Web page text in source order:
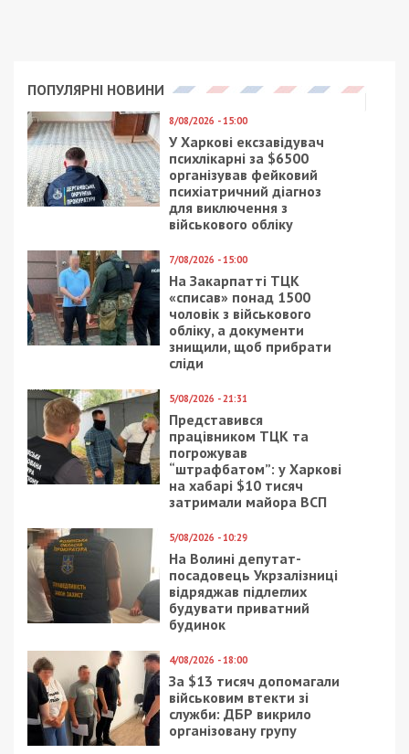
ПОПУЛЯРНІ НОВИНИ
8/08/2026 - 15:00
У Харкові ексзавідувач
психлікарні за $6500
організував фейковий
психіатричний діагноз
для виключення з
військового обліку
7/08/2026 - 15:00
На Закарпатті ТЦК
«списав» понад 1500
чоловік з військового
обліку, а документи
знищили, щоб прибрати
сліди
5/08/2026 - 21:31
Представився
працівником ТЦК та
погрожував
“штрафбатом”: у Харкові
на хабарі $10 тисяч
затримали майора ВСП
5/08/2026 - 10:29
На Волині депутат-
посадовець Укрзалізниці
відряджав підлеглих
будувати приватний
будинок
4/08/2026 - 18:00
За $13 тисяч допомагали
військовим втекти зі
служби: ДБР викрило
організовану групу